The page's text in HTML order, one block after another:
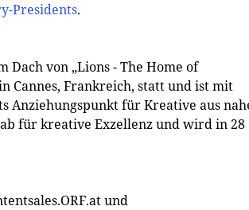
Presidents.
von „Lions - The Home of
Cannes, Frankreich, statt und ist mit
Anziehungspunkt für Kreative aus
für kreative Exzellenz und wird in 28
und